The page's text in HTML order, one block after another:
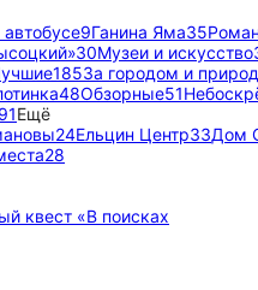
автобусе9Ганина Яма35
30Музеи и искусство
185За городом и
48Обзорные51
91Ещё
24Ельцин Центр33Дом
28